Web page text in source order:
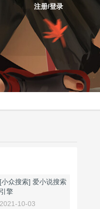
注册/登录
[小众搜索] 爱小说搜索
引擎
2021-10-03